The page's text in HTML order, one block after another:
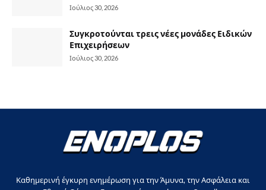
Ιούλιος 30, 2026
Συγκροτούνται τρεις νέες μονάδες Ειδικών
Επιχειρήσεων
Ιούλιος 30, 2026
Καθημερινή έγκυρη ενημέρωση για την Άμυνα, την Ασφάλεια και